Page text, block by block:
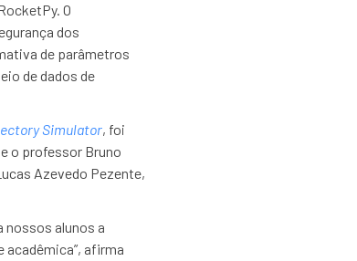
O
dos
de parâmetros
de dados de
Simulator, foi
o professor Bruno
Azevedo Pezente,
nossos alunos a
afirma